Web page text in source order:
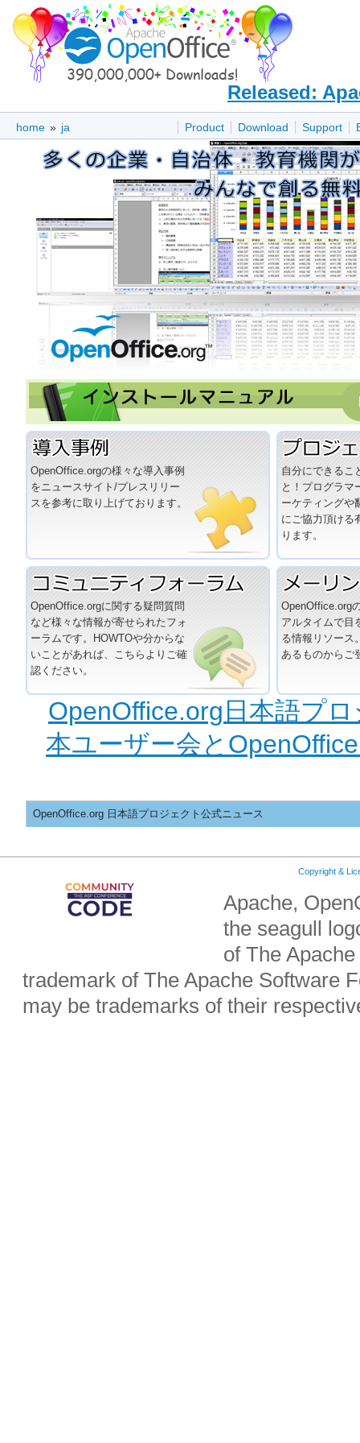
Released:
Product Download Support
home » ja
OpenOffice.orgの様々な導入事例
をニュースサイト/プレスリリー
スを参考に取り上げております。
自分にできるこ
と！プログラマ
ーケティングや
にご協力頂ける
ります。
OpenOffice.orgに関する疑問質問
など様々な情報が寄せられたフォ
ーラムです。HOWTOや分からな
いことがあれば、こちらよりご確
認ください。
OpenOffice.org
アルタイムで目
る情報リソース
あるものからご
OpenOffice.org日本語プ
本ユーザー会と
OpenOffice.org 日本語プロジェクト公式ニュース
Copyright &
Apache,
the seagull
of The
trademark of The Apache Software
may be trademarks of their